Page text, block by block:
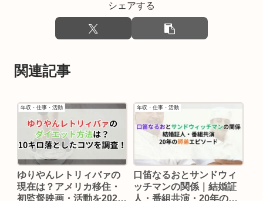
シェアする
関連記事
年収・仕事・活動
ゆりやんレトリィバァの
現在は？アメリカ移住・
初監督映画・活動を2026
年収・仕事・活動
口笛なるおとサンドウィ
ッチマンの関係｜結婚証
人・番組共演・20年の師